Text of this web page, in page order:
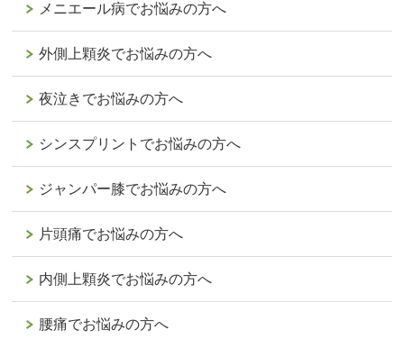
メニエール病でお悩みの方へ
外側上顆炎でお悩みの方へ
夜泣きでお悩みの方へ
シンスプリントでお悩みの方へ
ジャンパー膝でお悩みの方へ
片頭痛でお悩みの方へ
内側上顆炎でお悩みの方へ
腰痛でお悩みの方へ